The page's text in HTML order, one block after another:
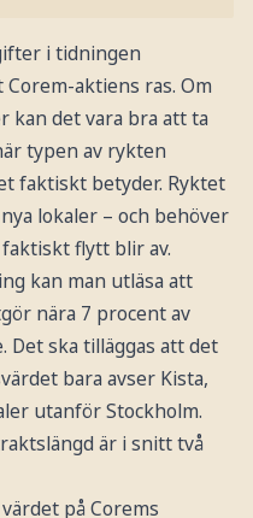
i tidningen
aktiens ras. Om
kan det vara bra att ta
typen av rykten
faktiskt betyder. Ryktet
lokaler – och behöver
flytt blir av.
kan man utläsa att
nära 7 procent av
Det ska tilläggas att det
bara avser Kista,
utanför Stockholm.
är i snitt två
på Corems